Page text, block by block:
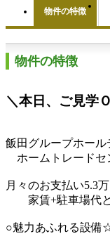
物件の特徴
物件の特徴
＼本日、ご見学
飯田グループホー
ホームトレードセ
月々のお支払い5.3
家賃+駐車場代と
○魅力あふれる設備